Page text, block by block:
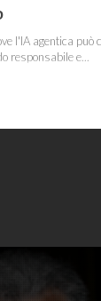
l'IA agentica può
responsabile e...